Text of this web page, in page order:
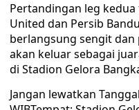
Pertandingan leg
United dan Persib
berlangsung sengit dan
akan keluar sebagai
di Stadion Gelora
Jangan lewatkan